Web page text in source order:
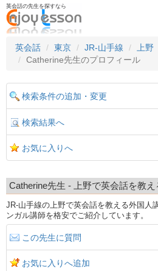
英会話の先生を探すなら
英会話
東京 JR-山手線
上野
Catherine先生のプロフィール
検索条件の追加・変更
検索結果へ
お気に入りへ
Catherine先生 - 上野で英会話を教
JR-山手線の上野で英会話を教える外国人
ンガル講師を格安でご紹介しています。
この先生に質問
お気に入りへ追加